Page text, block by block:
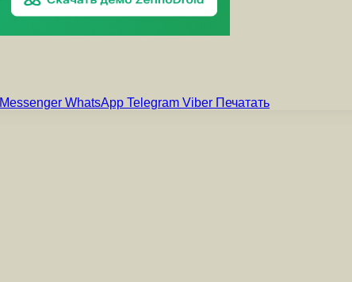
Messenger WhatsApp Telegram Viber Печатать